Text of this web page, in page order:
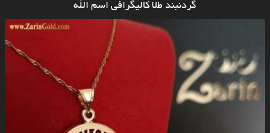
گردنبند طلا کالیگرافی اسم الله